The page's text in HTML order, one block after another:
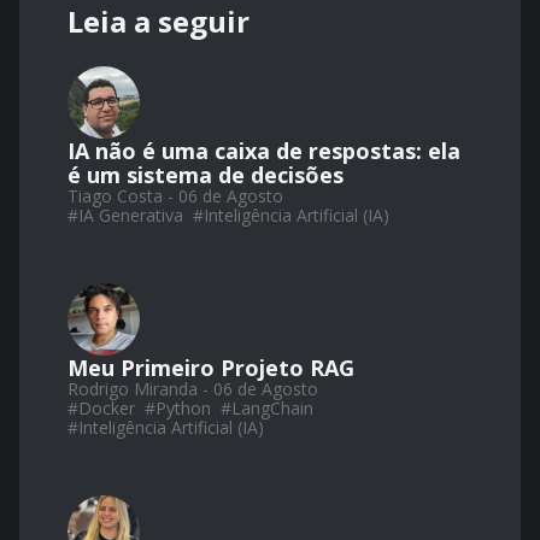
Leia a seguir
IA não é uma caixa de respostas: ela
é um sistema de decisões
Tiago Costa - 06 de Agosto
#IA Generativa #Inteligência Artificial (IA)
Meu Primeiro Projeto RAG
Rodrigo Miranda - 06 de Agosto
#Docker #Python #LangChain
#Inteligência Artificial (IA)